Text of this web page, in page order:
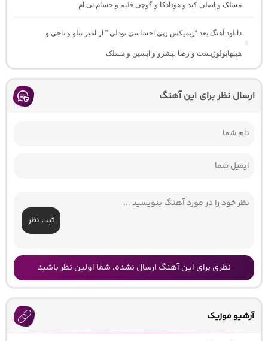
مسلک و اصلی کید و هودادکا و گوچی فلیم و حسام تی ام
دانلود آهنگ بعد “ریمیکس رپی احساسی تودلی ” از امیر تتلو و ناجی و
هیپهاپولوژیست و رضا پیشرو و ایسین و مسلک
ارسال نظر برای این آهنگ
ثبت نظر
نظری برای این آهنگ ارسال نشده، شما اولین نظر باشید
آرشیو موزیک